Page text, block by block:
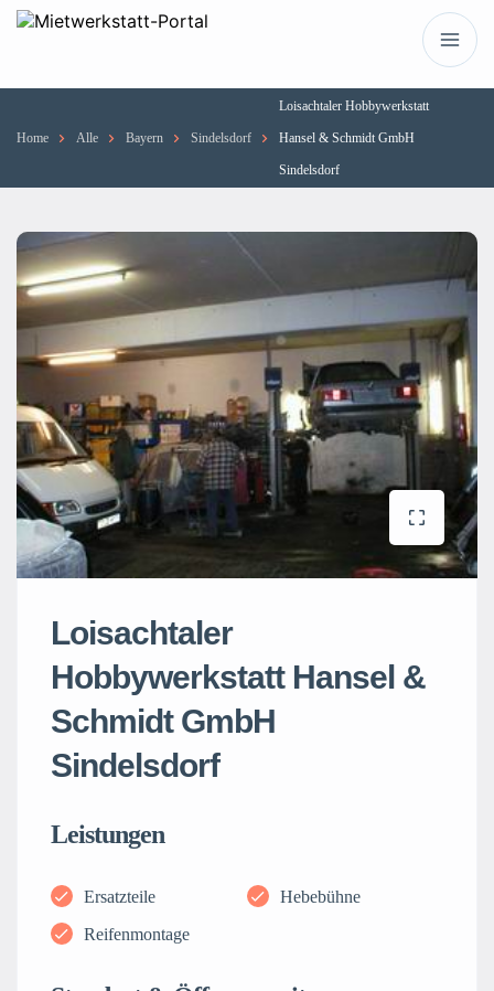
Home Alle Bayern Sindelsdorf
Loisachtaler Hobbywerkstatt
Hansel & Schmidt GmbH
Sindelsdorf
Loisachtaler
Hobbywerkstatt Hansel &
Schmidt GmbH
Sindelsdorf
Leistungen
Ersatzteile
Hebebühne
Reifenmontage